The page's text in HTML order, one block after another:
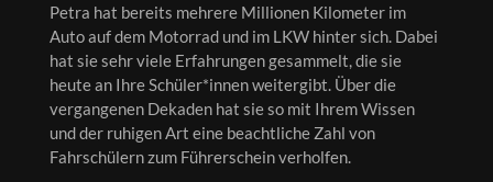
Petra hat bereits mehrere Millionen Kilometer im
Auto auf dem Motorrad und im LKW hinter sich. Dabei
hat sie sehr viele Erfahrungen gesammelt, die sie
heute an Ihre Schüler*innen weitergibt. Über die
vergangenen Dekaden hat sie so mit Ihrem Wissen
und der ruhigen Art eine beachtliche Zahl von
Fahrschülern zum Führerschein verholfen.